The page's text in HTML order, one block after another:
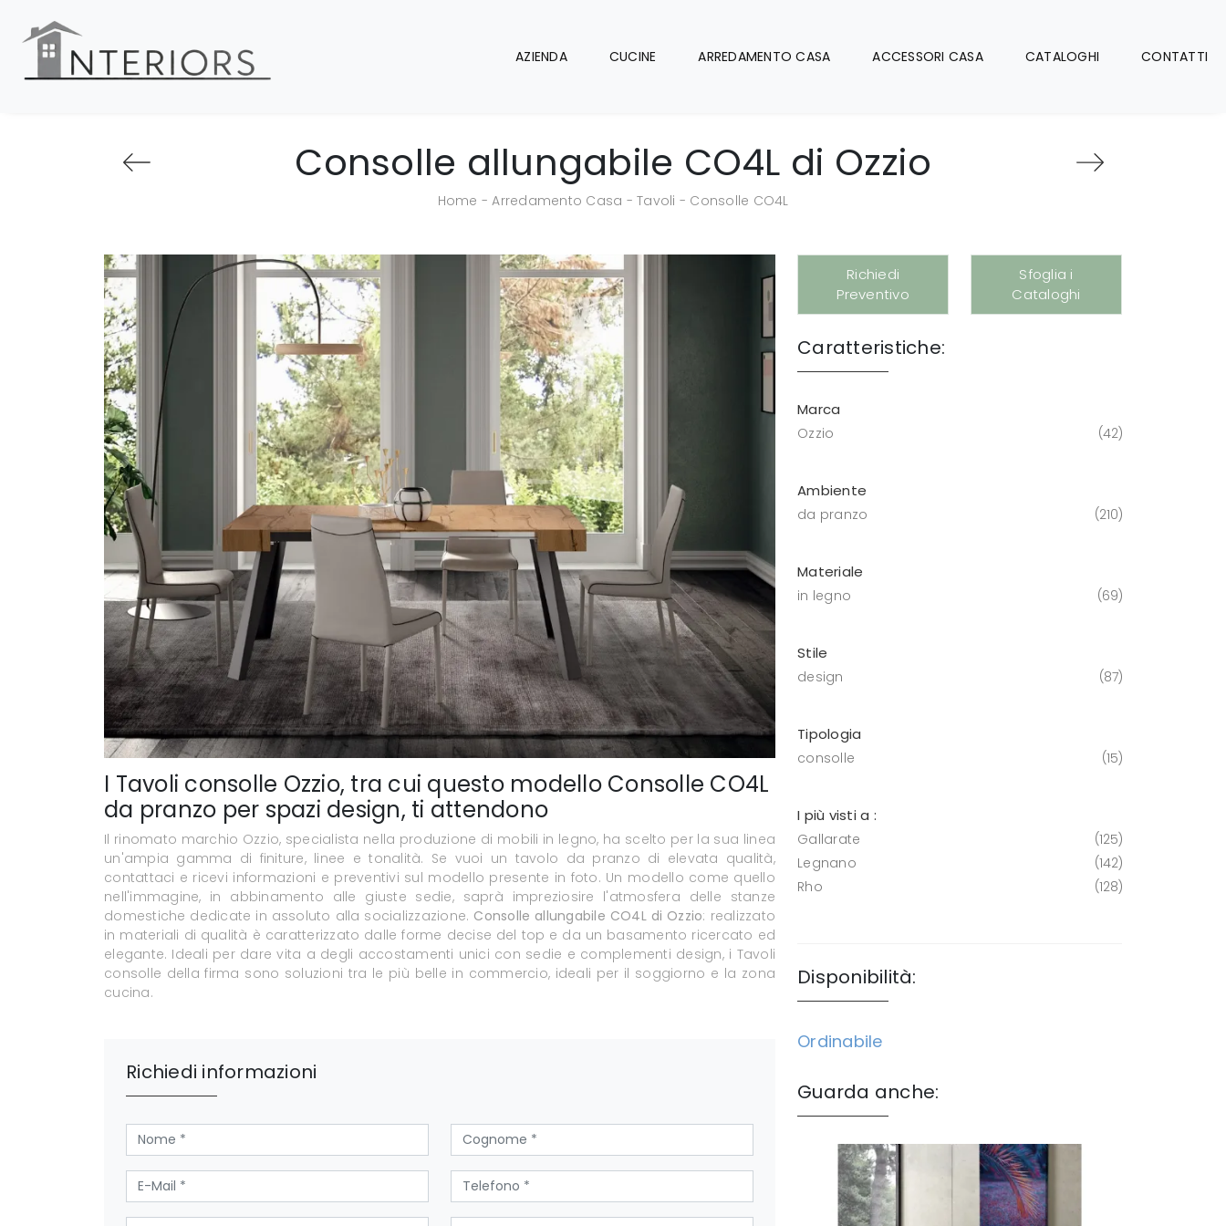
AZIENDA CUCINE ARREDAMENTO CASA ACCESSORI CASA CATALOGHI CONTATTI
Consolle allungabile CO4L di Ozzio
Home -Arredamento Casa - Tavoli - Consolle CO4L
I Tavoli consolle Ozzio, tra cui questo modello Consolle CO4L
da pranzo per spazi design, ti attendono
Il rinomato marchio Ozzio, specialista nella produzione di mobili in legno, ha scelto per la sua linea
un'ampia gamma di finiture, linee e tonalità. Se vuoi un tavolo da pranzo di elevata qualità,
contattaci e ricevi informazioni e preventivi sul modello presente in foto. Un modello come quello
nell'immagine, in abbinamento alle giuste sedie, saprà impreziosire l'atmosfera delle stanze
domestiche dedicate in assoluto alla socializzazione. Consolle allungabile CO4L di Ozzio: realizzato
in materiali di qualità è caratterizzato dalle forme decise del top e da un basamento ricercato ed
elegante. Ideali per dare vita a degli accostamenti unici con sedie e complementi design, i Tavoli
consolle della firma sono soluzioni tra le più belle in commercio, ideali per il soggiorno e la zona
cucina.
Richiedi informazioni
Richiedi
Preventivo
Sfoglia i
Cataloghi
Caratteristiche:
Marca
Ozzio 42
Ambiente
da pranzo 210
Materiale
in legno 69
Stile
design 87
Tipologia
consolle 15
I più visti a :
Gallarate
125
Legnano
142
Rho
128
Disponibilità:
Ordinabile
Guarda anche: